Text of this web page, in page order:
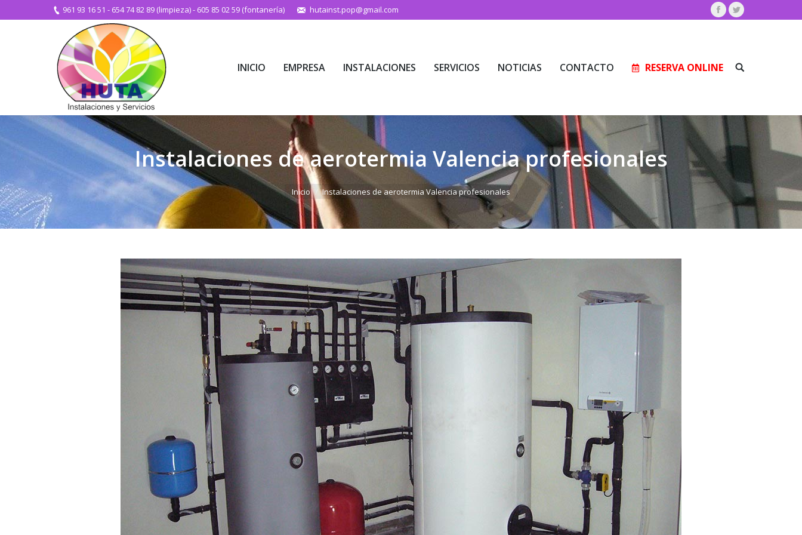
961 93 16 51 - 654 74 82 89 (limpieza)- 605 85 02 59 (fontanería) hutainst.pop@gmail.com Facebook
Twitter
INICIO EMPRESA INSTALACIONES SERVICIOS NOTICIAS CONTACTO RESERVA ONLINE Buscar:
Instalaciones de aerotermia Valencia profesionales
Estás aquí:
Inicio Instalaciones de aerotermia Valencia profesionales